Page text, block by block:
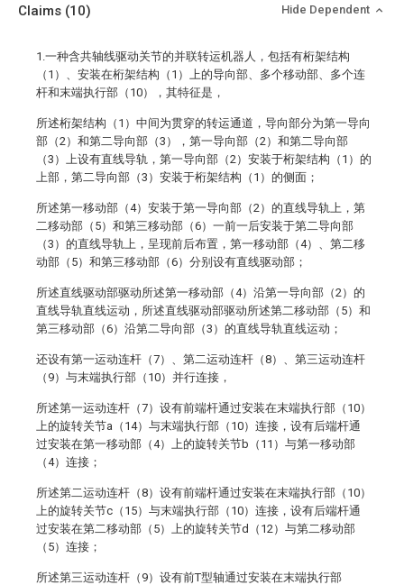
Claims (10) Hide Dependent
1.一种含共轴线驱动关节的并联转运机器人，包括有桁架结构
（1）、安装在桁架结构（1）上的导向部、多个移动部、多个连
杆和末端执行部（10），其特征是，
所述桁架结构（1）中间为贯穿的转运通道，导向部分为第一导向
部（2）和第二导向部（3），第一导向部（2）和第二导向部
（3）上设有直线导轨，第一导向部（2）安装于桁架结构（1）的
上部，第二导向部（3）安装于桁架结构（1）的侧面；
所述第一移动部（4）安装于第一导向部（2）的直线导轨上，第
二移动部（5）和第三移动部（6）一前一后安装于第二导向部
（3）的直线导轨上，呈现前后布置，第一移动部（4）、第二移
动部（5）和第三移动部（6）分别设有直线驱动部；
所述直线驱动部驱动所述第一移动部（4）沿第一导向部（2）的
直线导轨直线运动，所述直线驱动部驱动所述第二移动部（5）和
第三移动部（6）沿第二导向部（3）的直线导轨直线运动；
还设有第一运动连杆（7）、第二运动连杆（8）、第三运动连杆
（9）与末端执行部（10）并行连接，
所述第一运动连杆（7）设有前端杆通过安装在末端执行部（10）
上的旋转关节a（14）与末端执行部（10）连接，设有后端杆通
过安装在第一移动部（4）上的旋转关节b（11）与第一移动部
（4）连接；
所述第二运动连杆（8）设有前端杆通过安装在末端执行部（10）
上的旋转关节c（15）与末端执行部（10）连接，设有后端杆通
过安装在第二移动部（5）上的旋转关节d（12）与第二移动部
（5）连接；
所述第三运动连杆（9）设有前T型轴通过安装在末端执行部